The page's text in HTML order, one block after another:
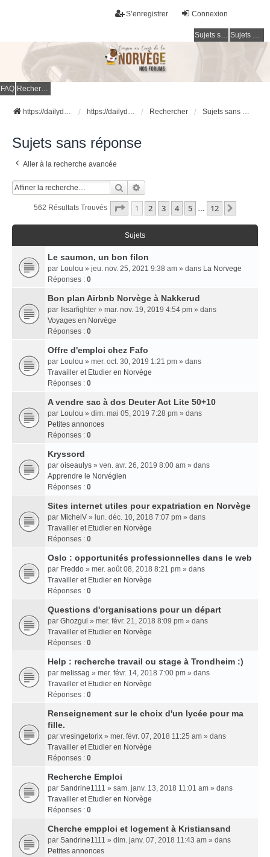
Connexion
S’enregistrer
Sujets sans réponse Sujets actifs
FAQ Rechercher
https://dailydigesthub.com https://dailydigesthub.com Rechercher Sujets sans réponse
Sujets sans réponse
Aller à la recherche avancée
Rechercher
562 Résultats Trouvés Page 1Sur
1 2 3 4 5 … 12
Sujets
Le saumon, un bon filon
par Loulou » jeu. nov. 25, 2021 9:38 am » dans La Norvege
Réponses : 0
Bon plan Airbnb Norvège à Nakkerud
par Iksarfighter » mar. nov. 19, 2019 4:54 pm » dans
Voyages en Norvège
Réponses : 0
Offre d'emploi chez Fafo
par Loulou » mer. oct. 30, 2019 1:21 pm » dans
Travailler et Etudier en Norvège
Réponses : 0
A vendre sac à dos Deuter Act Lite 50+10
par Loulou » dim. mai 05, 2019 7:28 pm » dans
Petites annonces
Réponses : 0
Kryssord
par oiseaulys » ven. avr. 26, 2019 8:00 am » dans
Apprendre le Norvégien
Réponses : 0
Sites internet utiles pour expatriation en Norvège
par MichelV » lun. déc. 10, 2018 7:07 pm » dans
Travailler et Etudier en Norvège
Réponses : 0
Oslo : opportunités professionnelles dans le web
par Freddo » mer. août 08, 2018 8:21 pm » dans
Travailler et Etudier en Norvège
Réponses : 0
Questions d'organisations pour un départ
par Ghozgul » mer. févr. 21, 2018 8:09 pm » dans
Travailler et Etudier en Norvège
Réponses : 0
Help : recherche travail ou stage à Trondheim :)
par melissag » mer. févr. 14, 2018 7:00 pm » dans
Travailler et Etudier en Norvège
Réponses : 0
Renseignement sur le choix d'un lycée pour ma
fille.
par vresingetorix » mer. févr. 07, 2018 11:25 am » dans
Travailler et Etudier en Norvège
Réponses : 0
Recherche Emploi
par Sandrine1111 » sam. janv. 13, 2018 11:01 am » dans
Travailler et Etudier en Norvège
Réponses : 0
Cherche empploi et logement à Kristiansand
par Sandrine1111 » dim. janv. 07, 2018 11:43 am » dans
Petites annonces